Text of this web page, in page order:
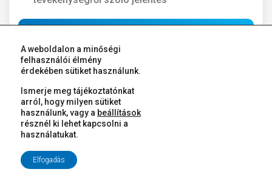
Helyi esélyegyenlőségi program
A weboldalon a minőségi
felhasználói élmény
érdekében sütiket használunk.
Ismerje meg tájékoztatónkat
arról, hogy milyen sütiket
használunk, vagy a beállítások
résznél ki lehet kapcsolni a
használatukat.
Elfogadás